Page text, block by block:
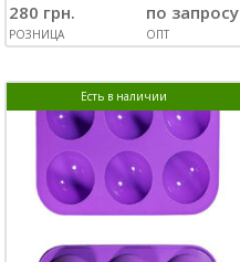
280 грн.
РОЗНИЦА
по запросу
ОПТ
Есть в наличии